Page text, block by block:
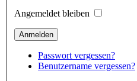
Angemeldet bleiben
Passwort vergessen?
Benutzername vergessen?